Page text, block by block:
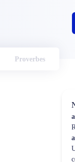
Proverbes